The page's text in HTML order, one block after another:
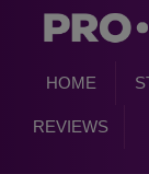
HOME
REVIEWS